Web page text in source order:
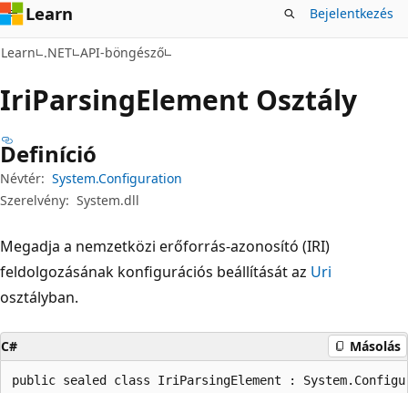
Learn Bejelentkezés
Learn .NET API-böngésző
IriParsingElement Osztály
Definíció
Névtér: System.Configuration
Szerelvény: System.dll
Megadja a nemzetközi erőforrás-azonosító (IRI)
feldolgozásának konfigurációs beállítását az Uri
osztályban.
C# Másolás
public sealed class IriParsingElement :